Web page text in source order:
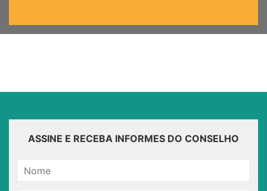
ASSINE E RECEBA INFORMES DO CONSELHO